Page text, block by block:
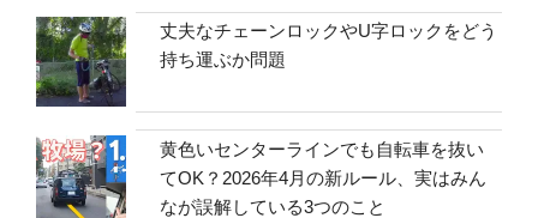
丈夫なチェーンロックやU字ロックをどう
持ち運ぶか問題
黄色いセンターラインでも自転車を抜い
てOK？2026年4月の新ルール、実はみん
なが誤解している3つのこと